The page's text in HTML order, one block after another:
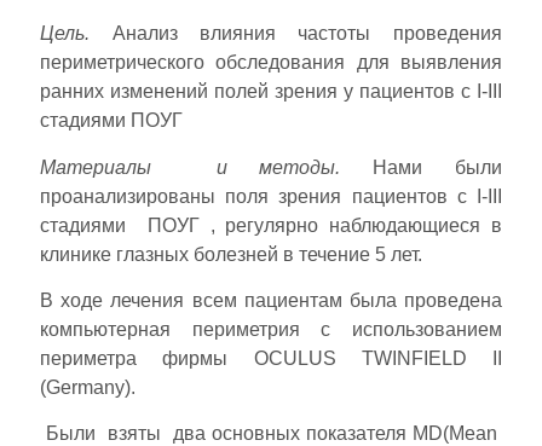
Цель. Анализ влияния частоты проведения
периметрического обследования для выявления
ранних изменений полей зрения у пациентов с I-III
стадиями ПОУГ
Материалы и методы. Нами были
проанализированы поля зрения пациентов с I-III
стадиями ПОУГ , регулярно наблюдающиеся в
клинике глазных болезней в течение 5 лет.
В ходе лечения всем пациентам была проведена
компьютерная периметрия с использованием
периметра фирмы OCULUS TWINFIELD II
(Germany).
Были взяты два основных показателя MD(Mean